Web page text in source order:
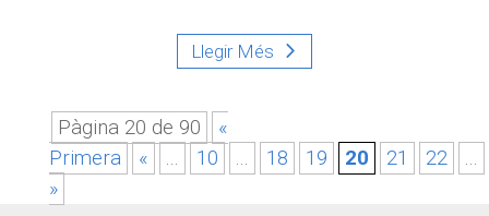
Llegir Més
Pàgina 20 de 90
«
Primera
« ... 10 ... 18 19 20 21 22
...
»